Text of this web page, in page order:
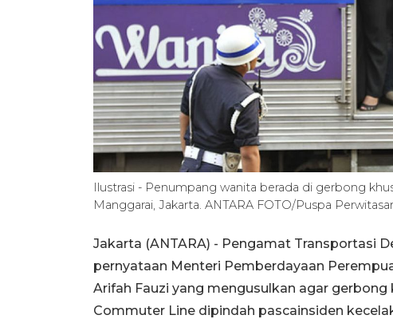
Ilustrasi - Penumpang wanita berada di gerbong
Manggarai, Jakarta. ANTARA FOTO/Puspa
Jakarta (ANTARA) - Pengamat Transportasi
pernyataan Menteri Pemberdayaan
Arifah Fauzi yang mengusulkan agar
Commuter Line dipindah pascainsiden